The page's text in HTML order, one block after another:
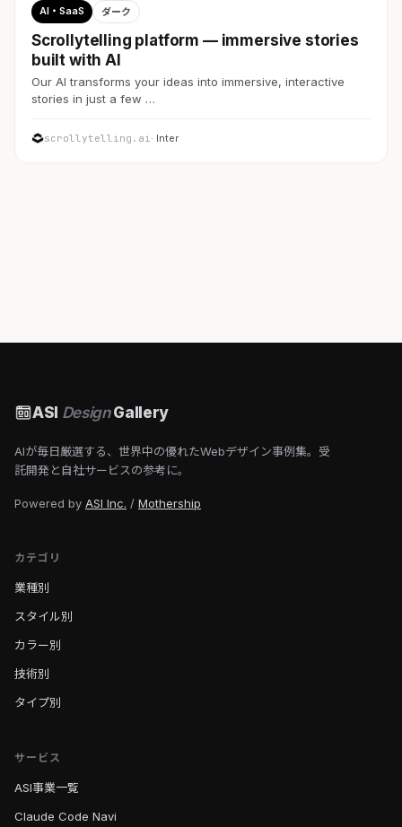
AI・SaaS ダーク
Scrollytelling platform — immersive stories
built with AI
Our AI transforms your ideas into immersive, interactive
stories in just a few …
scrollytelling.ai· Inter
ASI DesignGallery
AIが毎日厳選する、世界中の優れたWebデザイン事例集。受
託開発と自社サービスの参考に。
Powered by ASI Inc. / Mothership
カテゴリ
業種別
スタイル別
カラー別
技術別
タイプ別
サービス
ASI事業一覧
Claude Code Navi